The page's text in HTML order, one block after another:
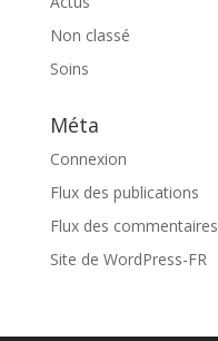
Non classé
Soins
Méta
Connexion
Flux des publications
Flux des commentaires
Site de WordPress-FR